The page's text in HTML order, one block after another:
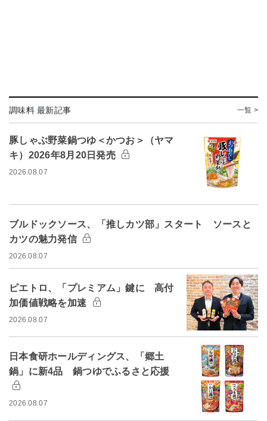
調味料 最新記事 一覧 >
豚しゃぶ野菜鍋つゆ＜かつお＞（ヤマ
キ）2026年8月20日発売
2026.08.07
ブルドックソース、「推しカツ部」スタート ソースと
カツの魅力発信
2026.08.07
ピエトロ、「プレミアム」鍵に 高付
加価値戦略を加速
2026.08.07
日本食研ホールディングス、「郷土
鍋」に新4品 鍋つゆでふるさと応援
2026.08.07